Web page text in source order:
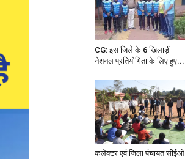
CG: इस जिले के 6 खिलाड़ी
नेशनल प्रतियोगिता के लिए हुए...
कलेक्टर एवं जिला पंचायत सीईओ